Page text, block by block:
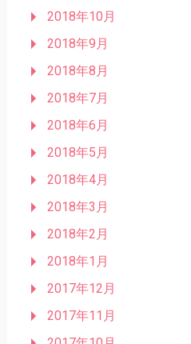
2018年10月
2018年9月
2018年8月
2018年7月
2018年6月
2018年5月
2018年4月
2018年3月
2018年2月
2018年1月
2017年12月
2017年11月